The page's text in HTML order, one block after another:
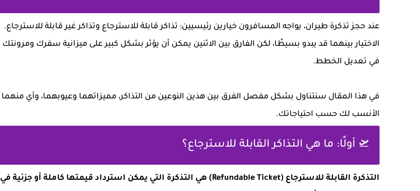
عند حجز تذكرة طيران، يواجه المسافرون خيارين رئيسيين: تذاكر قابلة للاسترجاع وتذاكرغير قابلة للاسترجاع.
الاختيار بينهما قد يبدو بسيطًا، لكن الفارق بين الاثنين يمكن أن يؤثر بشكل كبير على ميزانية سفرك ومرونتك
في تعديل الخطط.
في هذا المقال سنتناول بشكل مفصل الفرق بين هذين النوعين من التذاكر، مميزاتهما وعيوبهما، وأي منهما
الأنسب لك حسب احتياجاتك.
🛫 أولًا: ما هي التذاكر القابلة للاسترجاع؟
التذكرة القابلة للاسترجاع (Refundable Ticket) هي التذكرة التي يمكن استرداد قيمتها كاملة أو جزئية في